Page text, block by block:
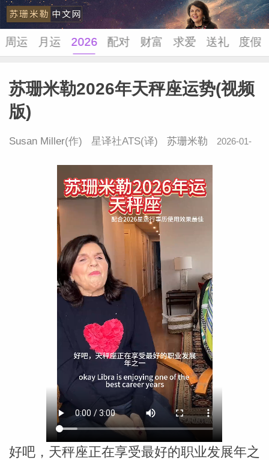
苏珊米
勒中文
苏珊米
周运 月运 2026 配对 财富 求爱 送礼 度假
苏珊米勒2026年天秤座运势(视频
版)
Susan Miller(作) 星译社ATS(译) 苏珊米勒 2026-01-
好吧，天秤座正在享受最好的职业发展年之